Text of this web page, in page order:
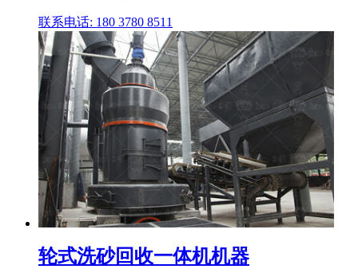
联系电话: 180 3780 8511
轮式洗砂回收一体机机器